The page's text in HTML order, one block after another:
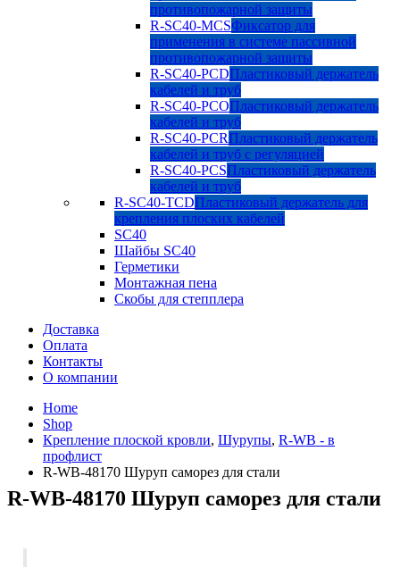
противопожарной защиты
R-SC40-MCSФиксатор для
применения в системе пассивной
противопожарной защиты
R-SC40-PCDПластиковый держатель
кабелей и труб
R-SC40-PCOПластиковый держатель
кабелей и труб
R-SC40-PCRПластиковый держатель
кабелей и труб с регуляцией
R-SC40-PCSПластиковый держатель
кабелей и труб
R-SC40-TCDПластиковый держатель для
крепления плоских кабелей
SC40
Шайбы SC40
Герметики
Монтажная пена
Скобы для степплера
Доставка
Оплата
Контакты
О компании
Home
Shop
Крепление плоской кровли, Шурупы, R-WB - в
профлист
R-WB-48170 Шуруп саморез для стали
R-WB-48170 Шуруп саморез для стали